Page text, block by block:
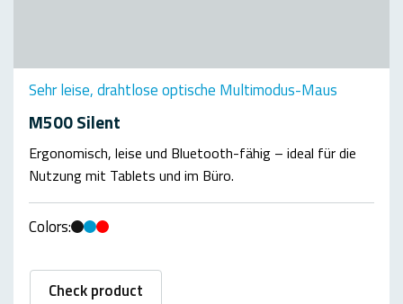
Sehr leise, drahtlose optische Multimodus-Maus
M500 Silent
Ergonomisch, leise und Bluetooth-fähig – ideal für die
Nutzung mit Tablets und im Büro.
Colors:
Check product